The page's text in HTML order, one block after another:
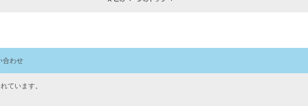
合わせ
ています。